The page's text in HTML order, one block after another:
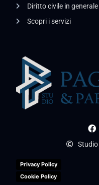
Privacy Policy
Cookie Policy
Diritto civile in generale
Scopri i servizi